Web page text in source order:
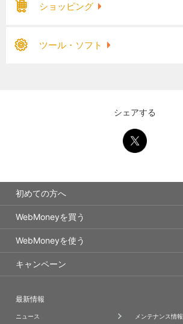
ショッピング
ツール・ソフト
シェアする
初めての方へ
WebMoneyを買う
WebMoneyを使う
キャンペーン
最新情報
ニュース メンテナンス情報